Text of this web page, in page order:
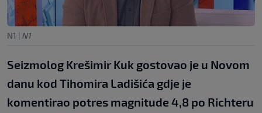
N1 | N1
Seizmolog Krešimir Kuk gostovao je u Novom
danu kod Tihomira Ladišića gdje je
komentirao potres magnitude 4,8 po Richteru